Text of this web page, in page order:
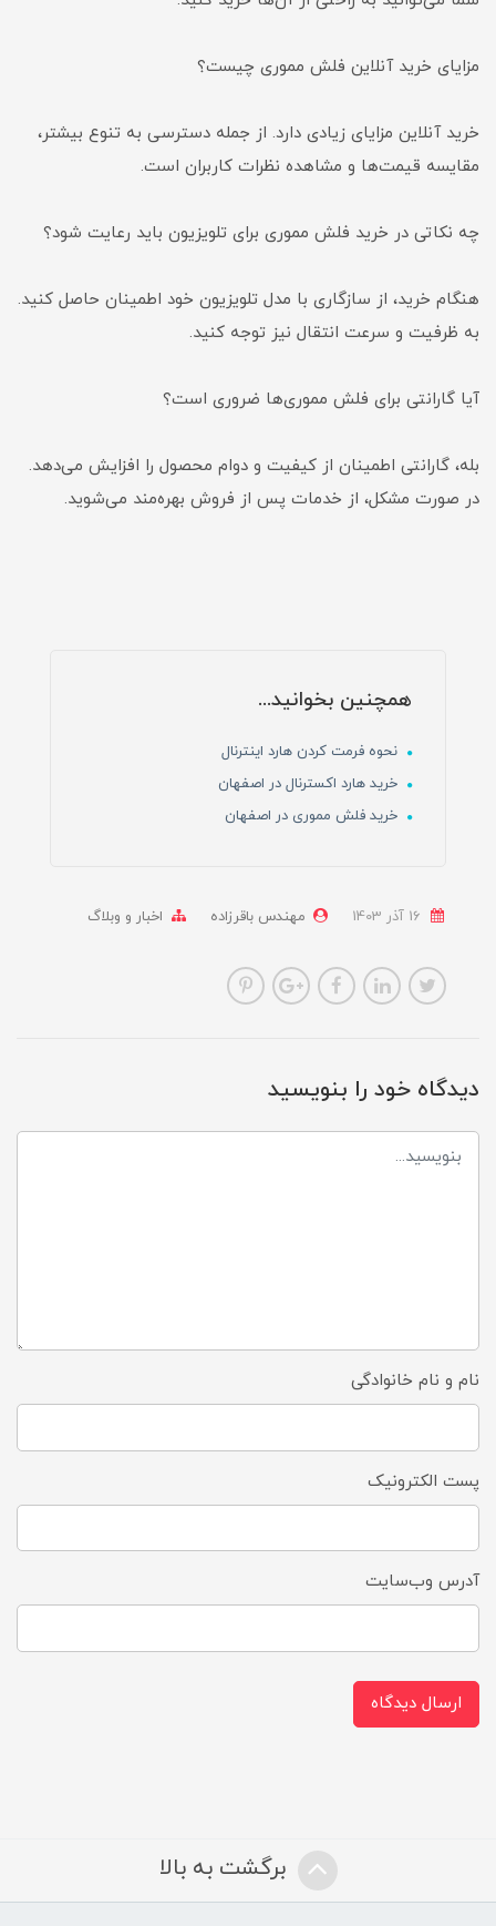
مزایای خرید آنلاین فلش مموری چیست؟
خرید آنلاین مزایای زیادی دارد. از جمله دسترسی به تنوع بیشتر،
مقایسه قیمت‌ها و مشاهده نظرات کاربران است.
چه نکاتی در خرید فلش مموری برای تلویزیون باید رعایت شود؟
هنگام خرید، از سازگاری با مدل تلویزیون خود اطمینان حاصل کنید.
به ظرفیت و سرعت انتقال نیز توجه کنید.
آیا گارانتی برای فلش مموری‌ها ضروری است؟
بله، گارانتی اطمینان از کیفیت و دوام محصول را افزایش می‌دهد.
در صورت مشکل، از خدمات پس از فروش بهره‌مند می‌شوید.
همچنین بخوانید...
نحوه فرمت کردن هارد اینترنال
خرید هارد اکسترنال در اصفهان
خرید فلش مموری در اصفهان
مهندس باقرزاده اخبار و وبلاگ
دیدگاه خود را بنویسید
نام و نام خانوادگی
پست الکترونیک
آدرس وب‌سایت
ارسال دیدگاه
برگشت به بالا